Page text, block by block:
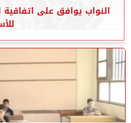
النواب يوافق على